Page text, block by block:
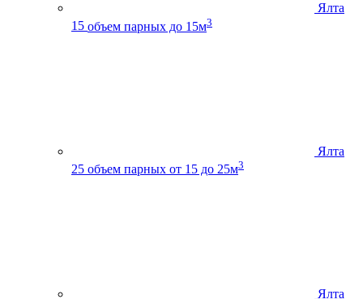
Ялта
15 объем парных до 15м3
Ялта
25 объем парных от 15 до 25м3
Ялта